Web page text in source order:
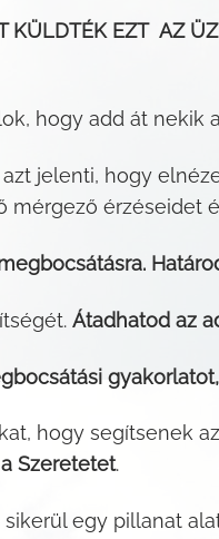
KÜLDTÉK EZT AZ
hogy add át
azt jelenti, hogy
mérgező érzéseidet
Átadhatod az
hogy segítsenek
Szeretetet.
egy pillanat